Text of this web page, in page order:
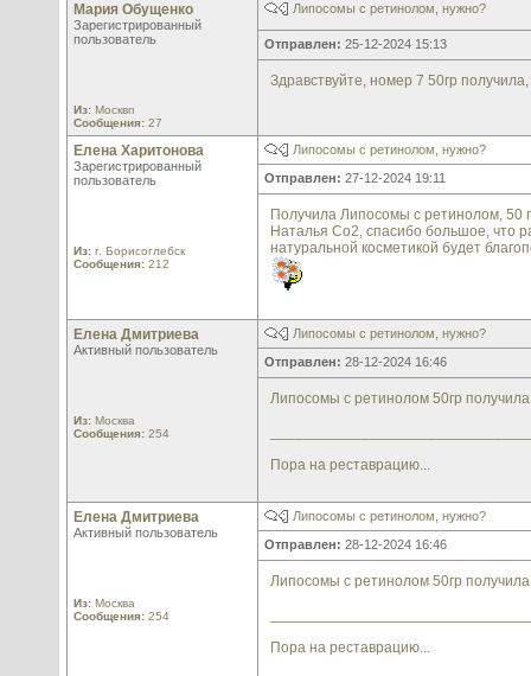
Мария Обущенко
Зарегистрированный
пользователь
Из: Москвп
Сообщения: 27
Липосомы с ретинолом, нужно?
Отправлен: 25-12-2024 15:13
Здравствуйте, номер 7 50гр
Елена Харитонова
Зарегистрированный
пользователь
Из: г. Борисоглебск
Сообщения: 212
Липосомы с ретинолом, нужно?
Отправлен: 27-12-2024 19:11
Получила Липосомы с ретинолом, 50
Наталья Со2, спасибо большое, что
натуральной косметикой будет
Елена Дмитриева
Активный пользователь
Из: Москва
Сообщения: 254
Липосомы с ретинолом, нужно?
Отправлен: 28-12-2024 16:46
Липосомы с ретинолом 50гр
Пора на реставрацию...
Елена Дмитриева
Активный пользователь
Из: Москва
Сообщения: 254
Липосомы с ретинолом, нужно?
Отправлен: 28-12-2024 16:46
Липосомы с ретинолом 50гр
Пора на реставрацию...